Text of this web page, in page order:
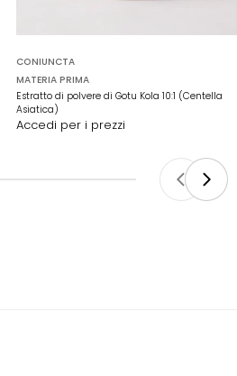
CONIUNCTA
MATERIA PRIMA
Estratto di polvere di Gotu Kola 10:1 (Centella
Asiatica)
Accedi per i prezzi